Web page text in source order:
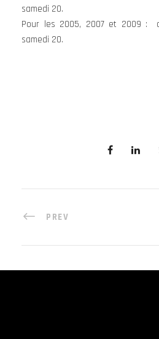
samedi 20.
Pour les 2005, 2007 et 2009 :
samedi 20.
PREV